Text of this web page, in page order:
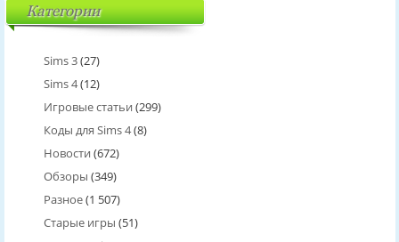
Категории
Sims 3(27)
Sims 4(12)
Игровые статьи (299)
Коды для Sims 4(8)
Новости (672)
Обзоры (349)
Разное(1 507)
Старые игры (51)